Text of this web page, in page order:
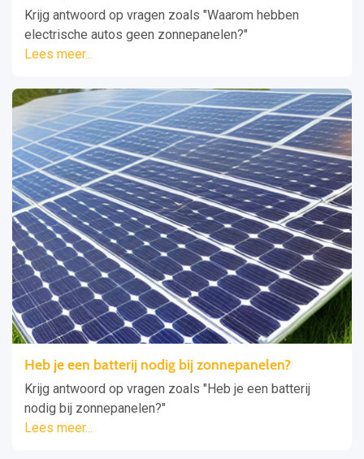
Krijg antwoord op vragen zoals "Waarom hebben
electrische autos geen zonnepanelen?"
Lees meer...
Heb je een batterij nodig bij zonnepanelen?
Krijg antwoord op vragen zoals "Heb je een batterij
nodig bij zonnepanelen?"
Lees meer...